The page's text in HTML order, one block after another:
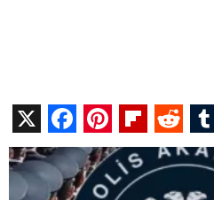
X Facebook
Pinterest